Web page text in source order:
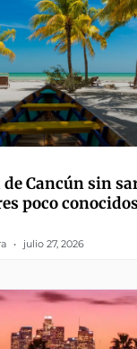
de Cancún sin
poco
julio 27, 2026